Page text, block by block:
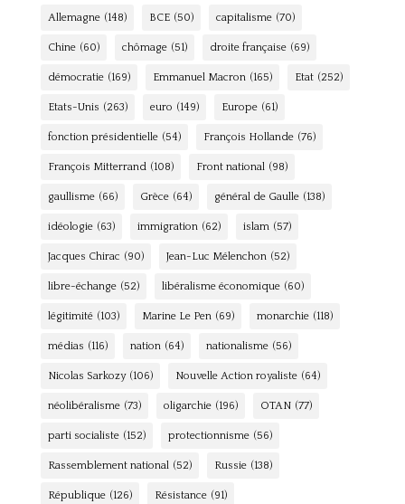
Allemagne (148) BCE (50) capitalisme (70)
Chine (60) chômage (51) droite française (69)
démocratie (169) Emmanuel Macron (165) Etat (252)
Etats-Unis (263) euro (149) Europe (61)
fonction présidentielle (54) François Hollande (76)
François Mitterrand (108) Front national (98)
gaullisme (66) Grèce (64) général de Gaulle (138)
idéologie (63) immigration (62) islam (57)
Jacques Chirac (90) Jean-Luc Mélenchon (52)
libre-échange (52) libéralisme économique (60)
légitimité (103) Marine Le Pen (69) monarchie (118)
médias (116) nation (64) nationalisme (56)
Nicolas Sarkozy (106) Nouvelle Action royaliste (64)
néolibéralisme (73) oligarchie (196) OTAN (77)
parti socialiste (152) protectionnisme (56)
Rassemblement national (52) Russie (138)
République (126) Résistance (91)